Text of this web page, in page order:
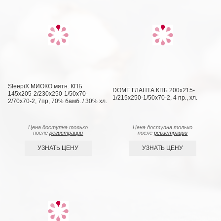
SleepiX МИОКО мятн. КПБ
145х205-2/230х250-1/50х70-
2/70х70-2, 7пр, 70% бамб. / 30% хл.
Цена доступна только
послерегистрации
УЗНАТЬ ЦЕНУ
DOME ГЛАНТА КПБ 200х215-
1/215х250-1/50х70-2, 4 пр., хл.
Цена доступна только
послерегистрации
УЗНАТЬ ЦЕНУ